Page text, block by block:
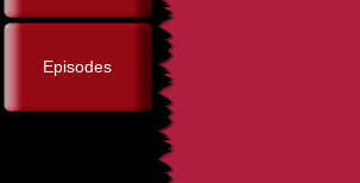
Episodes